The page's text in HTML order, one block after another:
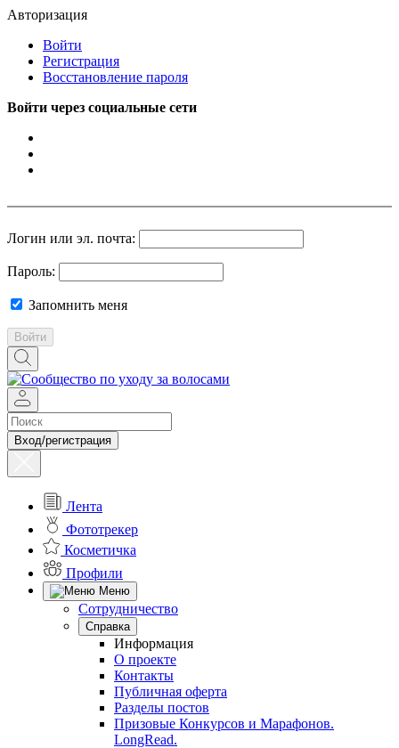
Авторизация
Войти
Регистрация
Восстановление пароля
Войти через социальные сети
Логин или эл. почта:
Пароль:
Запомнить меня
Войти
Вход/регистрация
Лента
Фототрекер
Косметичка
Профили
Меню
Сотрудничество
Справка
Информация
О проекте
Контакты
Публичная оферта
Разделы постов
Призовые Конкурсов и Марафонов.
LongRead.